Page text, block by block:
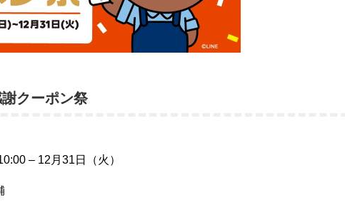
クーポン祭
– 12月31日（火）